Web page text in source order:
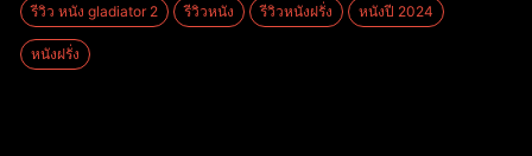
รีวิว หนัง gladiator 2 รีวิวหนัง รีวิวหนังฝรั่ง หนังปี 2024
หนังฝรั่ง